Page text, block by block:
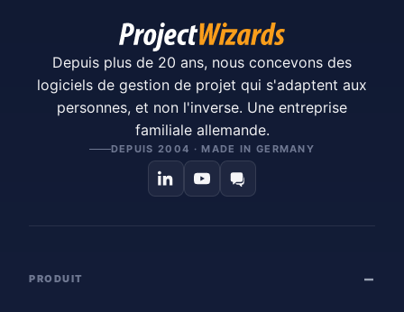
Depuis plus de 20 ans, nous concevons des
logiciels de gestion de projet qui s'adaptent aux
personnes, et non l'inverse. Une entreprise
familiale allemande.
DEPUIS 2004 · MADE IN GERMANY
PRODUIT